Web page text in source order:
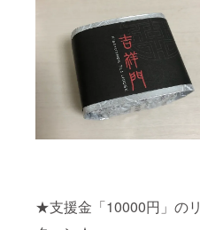
★支援金「10000円」のリ